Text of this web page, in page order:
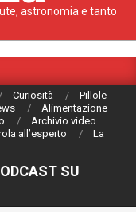
astronomia e tanto
Curiosità
Pillole
Alimentazione
Archivio video
all’esperto
La
SU